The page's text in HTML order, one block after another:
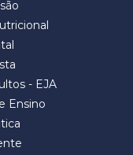
- EJA
Ensino